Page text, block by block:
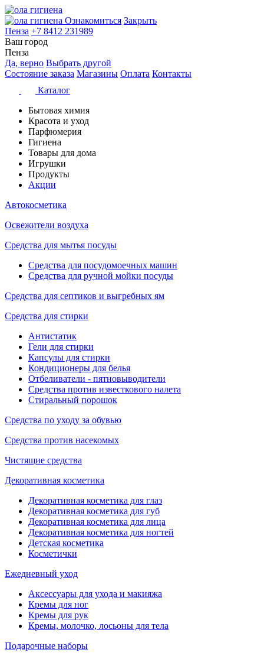
Ознакомиться Закрыть
Пенза +7 8412 231989
Ваш город
Пенза
Да, верно Выбрать другой
Состояние заказа Магазины Оплата Контакты
Каталог
Бытовая химия
Красота и уход
Парфюмерия
Гигиена
Товары для дома
Игрушки
Продукты
Акции
Автокосметика
Освежители воздуха
Средства для мытья посуды
Средства для посудомоечных машин
Средства для ручной мойки посуды
Средства для септиков и выгребных ям
Средства для стирки
Антистатик
Гели для стирки
Капсулы для стирки
Кондиционеры для белья
Отбеливатели - пятновыводители
Средства против известкового налета
Стиральный порошок
Средства по уходу за обувью
Средства против насекомых
Чистящие средства
Декоративная косметика
Декоративная косметика для глаз
Декоративная косметика для губ
Декоративная косметика для лица
Декоративная косметика для ногтей
Детская косметика
Косметички
Ежедневный уход
Аксессуары для ухода и макияжа
Кремы для ног
Кремы для рук
Кремы, молочко, лосьоны для тела
Подарочные наборы